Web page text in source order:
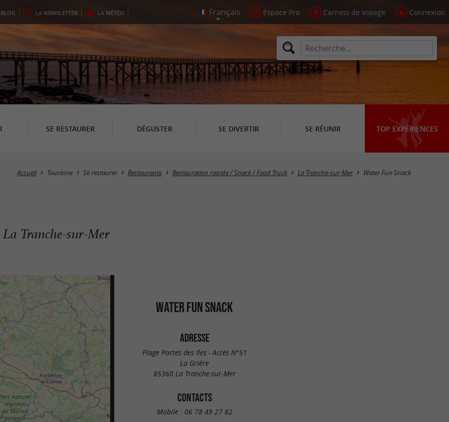
BLOG LA NEWSLETTER LA MÉTÉO Espace Pro Carnets de Voyage Connexion
SE RESTAURER DÉGUSTER SE DIVERTIR SE RÉUNIR TOP EXPÉRIENCES
Accueil Tourisme Se restaurer Restaurants Restauration rapide / Snack / Food Truck La Tranche-sur-Mer Water Fun Snack
La Tranche-sur-Mer
WATER FUN SNACK
ADRESSE
Plage Portes des Iles - Accès N°51
La Grière
85360 La Tranche-sur-Mer
CONTACTS
Mobile : 06 78 49 27 82